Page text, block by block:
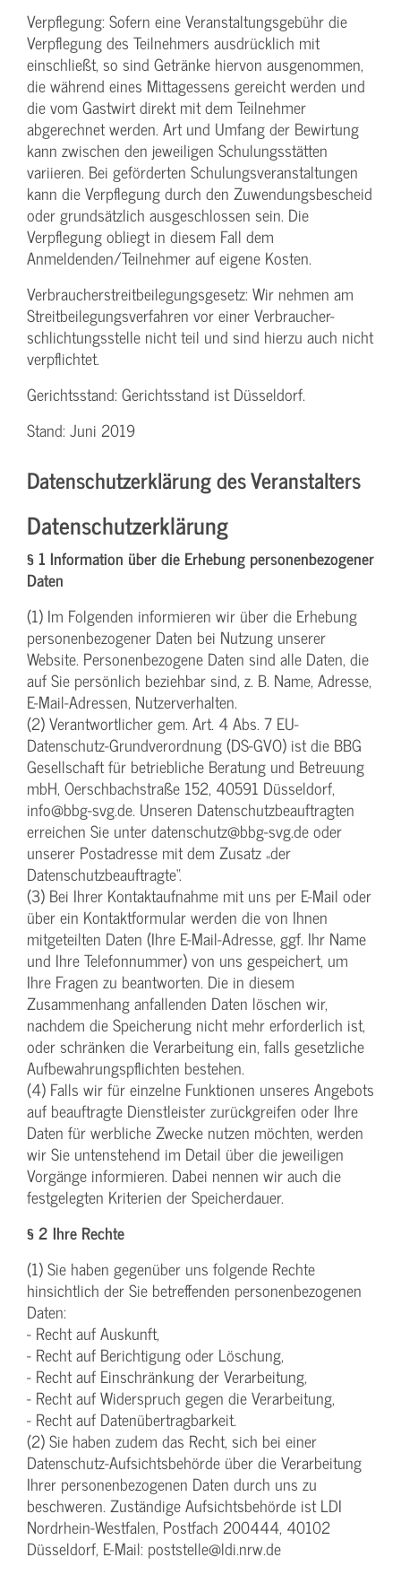
Verpflegung: Sofern eine Veranstaltungs­gebühr die
Verpflegung des Teilnehmers ausdrücklich mit
einschließt, so sind Getränke hiervon ausgenommen,
die während eines Mittagessens gereicht werden und
die vom Gastwirt direkt mit dem Teilnehmer
abgerechnet werden. Art und Umfang der Bewirtung
kann zwischen den jeweiligen Schulungsstätten
variieren. Bei geförderten Schulungs­veranstaltungen
kann die Verpflegung durch den Zuwendungs­bescheid
oder grundsätzlich ausgeschlossen sein. Die
Verpflegung obliegt in diesem Fall dem
Anmeldenden/­Teilnehmer auf eigene Kosten.
Verbraucher­streitbeilegungs­gesetz: Wir nehmen am
Streit­beilegungs­verfahren vor einer Verbraucher­
schlichtungs­stelle nicht teil und sind hierzu auch nicht
verpflichtet.
Gerichtsstand: Gerichtsstand ist Düsseldorf.
Stand: Juni 2019
Datenschutzerklärung des Veranstalters
Datenschutzerklärung
§ 1 Information über die Erhebung personenbezogener
Daten
(1) Im Folgenden informieren wir über die Erhebung
personenbezogener Daten bei Nutzung unserer
Website. Personenbezogene Daten sind alle Daten, die
auf Sie persönlich beziehbar sind, z. B. Name, Adresse,
E-Mail-Adressen, Nutzerverhalten.
(2) Verantwortlicher gem. Art. 4 Abs. 7 EU-
Datenschutz-Grundverordnung (DS-GVO) ist die BBG
Gesellschaft für betriebliche Beratung und Betreuung
mbH, Oerschbachstraße 152, 40591 Düsseldorf,
info@bbg-svg.de. Unseren Datenschutzbeauftragten
erreichen Sie unter datenschutz@bbg-svg.de oder
unserer Postadresse mit dem Zusatz „der
Datenschutzbeauftragte“.
(3) Bei Ihrer Kontaktaufnahme mit uns per E-Mail oder
über ein Kontaktformular werden die von Ihnen
mitgeteilten Daten (Ihre E-Mail-Adresse, ggf. Ihr Name
und Ihre Telefonnummer) von uns gespeichert, um
Ihre Fragen zu beantworten. Die in diesem
Zusammenhang anfallenden Daten löschen wir,
nachdem die Speicherung nicht mehr erforderlich ist,
oder schränken die Verarbeitung ein, falls gesetzliche
Aufbewahrungspflichten bestehen.
(4) Falls wir für einzelne Funktionen unseres Angebots
auf beauftragte Dienstleister zurückgreifen oder Ihre
Daten für werbliche Zwecke nutzen möchten, werden
wir Sie untenstehend im Detail über die jeweiligen
Vorgänge informieren. Dabei nennen wir auch die
festgelegten Kriterien der Speicherdauer.
§ 2 Ihre Rechte
(1) Sie haben gegenüber uns folgende Rechte
hinsichtlich der Sie betreffenden personenbezogenen
Daten:
- Recht auf Auskunft,
- Recht auf Berichtigung oder Löschung,
- Recht auf Einschränkung der Verarbeitung,
- Recht auf Widerspruch gegen die Verarbeitung,
- Recht auf Datenübertragbarkeit.
(2) Sie haben zudem das Recht, sich bei einer
Datenschutz-Aufsichtsbehörde über die Verarbeitung
Ihrer personenbezogenen Daten durch uns zu
beschweren. Zuständige Aufsichtsbehörde ist LDI
Nordrhein-Westfalen, Postfach 200444, 40102
Düsseldorf, E-Mail: poststelle@ldi.nrw.de